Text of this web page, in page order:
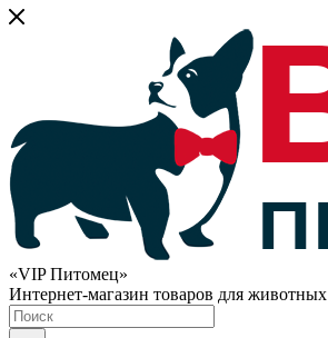
«VIP Питомец»
Интернет-магазин товаров для животных